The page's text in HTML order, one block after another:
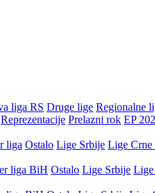
liga RS Druge lige Regionalne
Reprezentacije Prelazni rok EP
liga Ostalo Lige Srbije Lige Crne
liga BiH Ostalo Lige Srbije Lige